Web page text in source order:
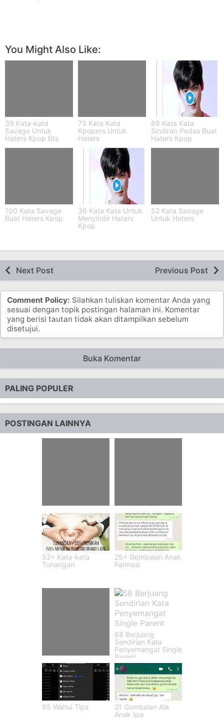
You Might Also Like:
39 Kata-kata
Savage Untuk
Haters Kpop Bts
73 Kata Kata
Kpopers Untuk
Haters
89 Kata Kata
Sindiran Pedas Buat
Haters Kpop
100 Kata Savage
Buat Haters Kpop
36 Kata Kata Untuk
Menyindir Haters
Kpop
52 Kata Savage
Untuk Haters
Next Post Previous Post
Comment Policy: Silahkan tuliskan komentar Anda yang
sesuai dengan topik postingan halaman ini. Komentar
yang berisi tautan tidak akan ditampilkan sebelum
disetujui.
Buka Komentar
PALING POPULER
POSTINGAN LAINNYA
51+ Kata-kata Jawa
Ambyar
29 Kata2 Di Cup
Minuman
52+ Kata-kata
Tunangan
25+ Gombalan Anak
Farmasi
97+ Kata Kata
Perjuangan Untuk
Anak Istri
68 Berjuang
Sendirian Kata
Penyemangat Single
Parent
95 Wahui Tips
21 Gombalan Ala
Anak Ipa